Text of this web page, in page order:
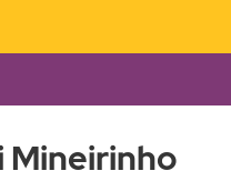
Mineirinho